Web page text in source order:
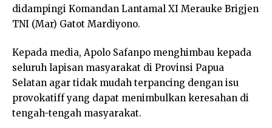
didampingi Komandan Lantamal XI Merauke Brigjen
TNI (Mar) Gatot Mardiyono.
Kepada media, Apolo Safanpo menghimbau kepada
seluruh lapisan masyarakat di Provinsi Papua
Selatan agar tidak mudah terpancing dengan isu
provokatiff yang dapat menimbulkan keresahan di
tengah-tengah masyarakat.